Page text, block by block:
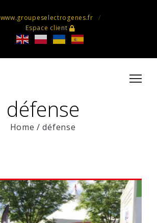
www.groupeselectrogenes.fr
Espace client
défense
Home / défense